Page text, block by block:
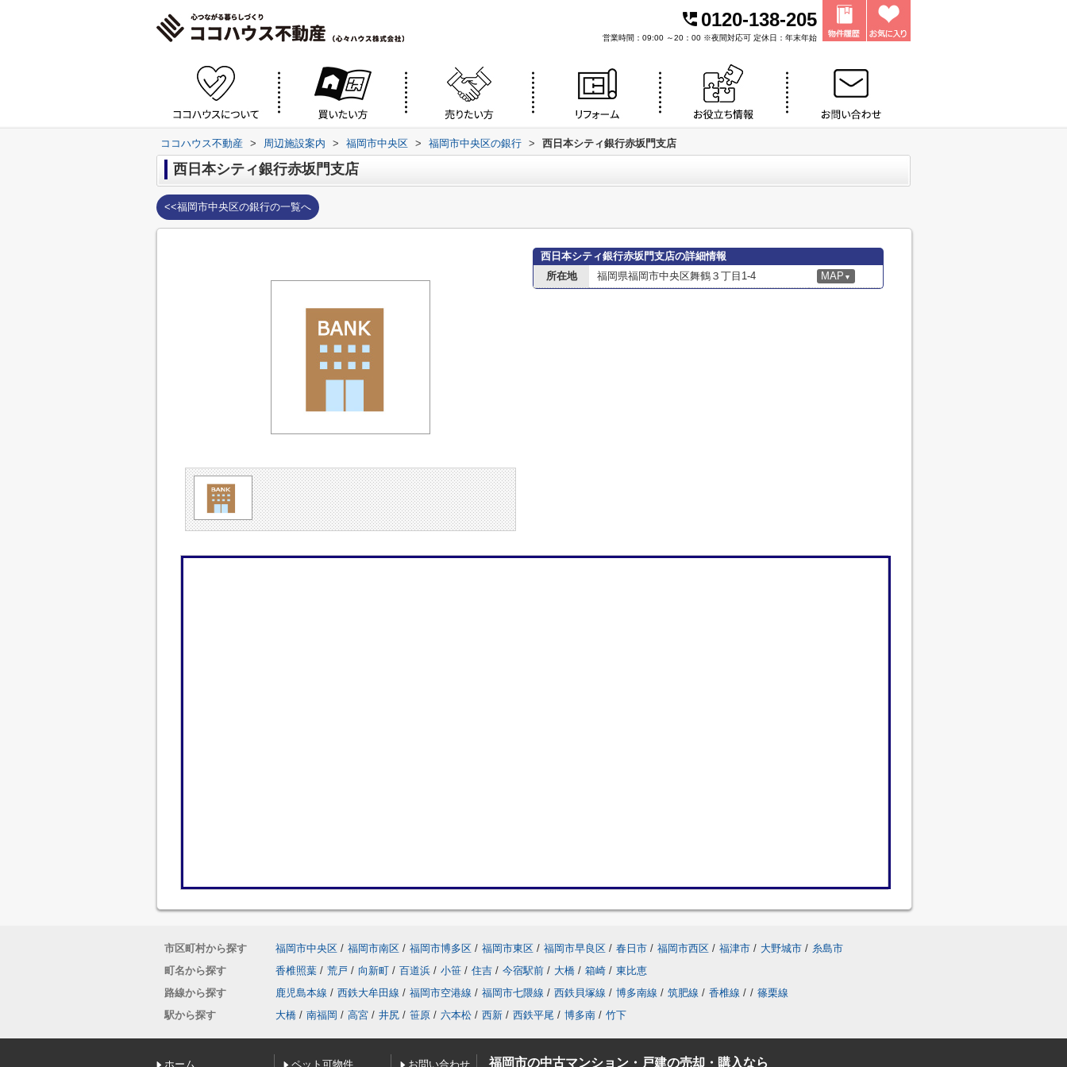
0120-138-205
営業時間：09:00 ～20：00 ※夜間対応可 定休日：年末年始
ココハウス不動産 > 周辺施設案内 > 福岡市中央区 > 福岡市中央区の銀行 > 西日本シティ銀行赤坂門支店
西日本シティ銀行赤坂門支店
<<福岡市中央区の銀行の一覧へ
西日本シティ銀行赤坂門支店の詳細情報
所在地
福岡県福岡市中央区舞鶴３丁目1-4 MAP ▼
市区町村から探す 福岡市中央区 / 福岡市南区 / 福岡市博多区 / 福岡市東区 / 福岡市早良区 / 春日市 / 福岡市西区 / 福津市 / 大野城市 / 糸島市
町名から探す
香椎照葉 / 荒戸 / 向新町 / 百道浜 / 小笹 / 住吉 / 今宿駅前 / 大橋 / 箱崎 / 東比恵
路線から探す
鹿児島本線 / 西鉄大牟田線 / 福岡市空港線 / 福岡市七隈線 / 西鉄貝塚線 / 博多南線 / 筑肥線 / 香椎線 / / 篠栗線
駅から探す
大橋 / 南福岡 / 高宮 / 井尻 / 笹原 / 六本松 / 西新 / 西鉄平尾 / 博多南 / 竹下
ホーム ペット可物件 お問い合わせ 福岡市の中古マンション・戸建の売却・購入なら